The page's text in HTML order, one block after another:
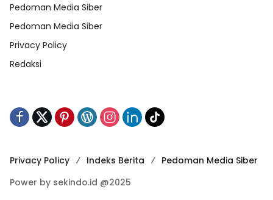
Pedoman Media Siber
Pedoman Media Siber
Privacy Policy
Redaksi
Privacy Policy Indeks Berita
Pedoman Media Siber
Power by sekindo.id @2025